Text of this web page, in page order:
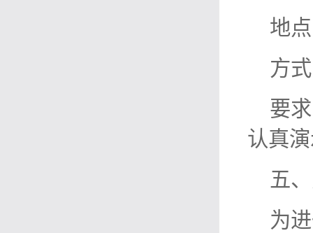
地
方
要
认真
五
为